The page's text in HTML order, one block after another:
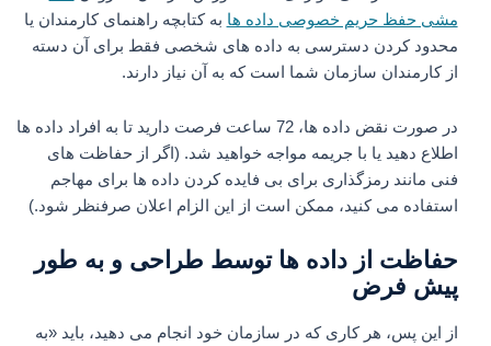
مشی حفظ حریم خصوصی داده هابه کتابچه راهنمای کارمندان یا
محدود کردن دسترسی به داده های شخصی فقط برای آن دسته
از کارمندان سازمان شما است که به آن نیاز دارند.
در صورت نقض داده‌ ها، 72 ساعت فرصت دارید تا به افراد داده‌ ها
اطلاع دهید یا با جریمه مواجه خواهید شد. (اگر از حفاظت های
فنی مانند رمزگذاری برای بی فایده کردن داده ها برای مهاجم
استفاده می کنید، ممکن است از این الزام اعلان صرفنظر شود.)
حفاظت از داده ها توسط طراحی و به طور
پیش فرض
از این پس، هر کاری که در سازمان خود انجام می دهید، باید «به